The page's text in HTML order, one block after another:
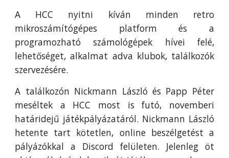
A HCC nyitni kíván minden retro
mikroszámítógépes platform és a
programozható számológépek hívei felé,
lehetőséget, alkalmat adva klubok, találkozók
szervezésére.
A találkozón Nickmann László és Papp Péter
meséltek a HCC most is futó, novemberi
határidejű játékpályázatáról. Nickmann László
hetente tart kötetlen, online beszélgetést a
pályázókkal a Discord felületen. Jelenleg öt